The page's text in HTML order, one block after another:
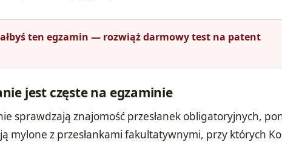
ten egzamin — rozwiąż darmowy test na patent
jest częste na egzaminie
sprawdzają znajomość przesłanek obligatoryjnych,
mylone z przesłankami fakultatywnymi, przy których